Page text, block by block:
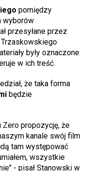
pomiędzy
wyborów
przesyłane przez
Trzaskowskiego
były oznaczone
w ich treść.
że taka forma
będzie
Zero propozycję, że
kanale swój film
tam występować
wszystkie
- pisał Stanowski w